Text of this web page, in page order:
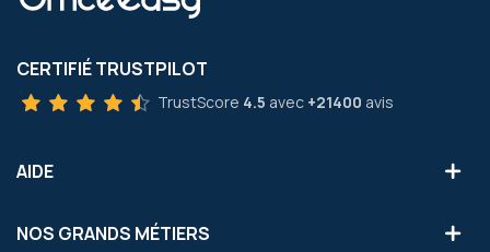
CERTIFIÉ TRUSTPILOT
TrustScore 4.5 avec +21400 avis
AIDE
NOS GRANDS MÉTIERS